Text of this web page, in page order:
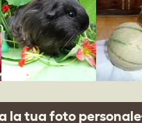
la tua foto personale